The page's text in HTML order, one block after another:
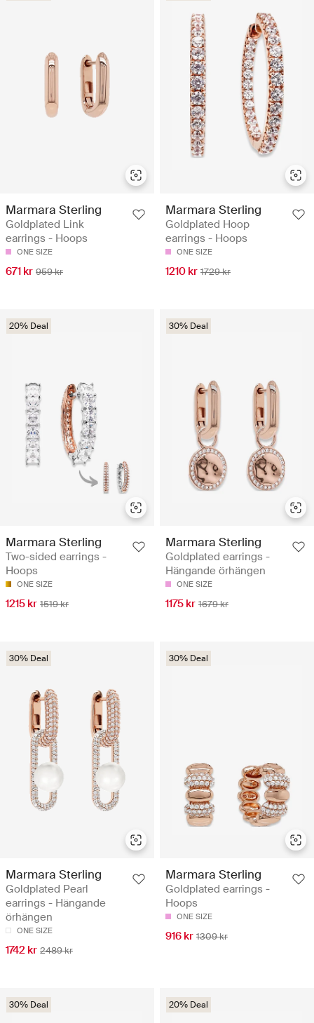
Marmara Sterling
Goldplated Link
earrings - Hoops
ONE SIZE
671 kr 959 kr
Marmara Sterling
Goldplated Hoop
earrings - Hoops
ONE SIZE
1210 kr 1729 kr
20% Deal
Marmara Sterling
Two-sided earrings -
Hoops
ONE SIZE
1215 kr 1519 kr
30% Deal
Marmara Sterling
Goldplated earrings -
Hängande örhängen
ONE SIZE
1175 kr 1679 kr
30% Deal
Marmara Sterling
Goldplated Pearl
earrings - Hängande
örhängen
ONE SIZE
1742 kr 2489 kr
30% Deal
Marmara Sterling
Goldplated earrings -
Hoops
ONE SIZE
916 kr 1309 kr
30% Deal 20% Deal